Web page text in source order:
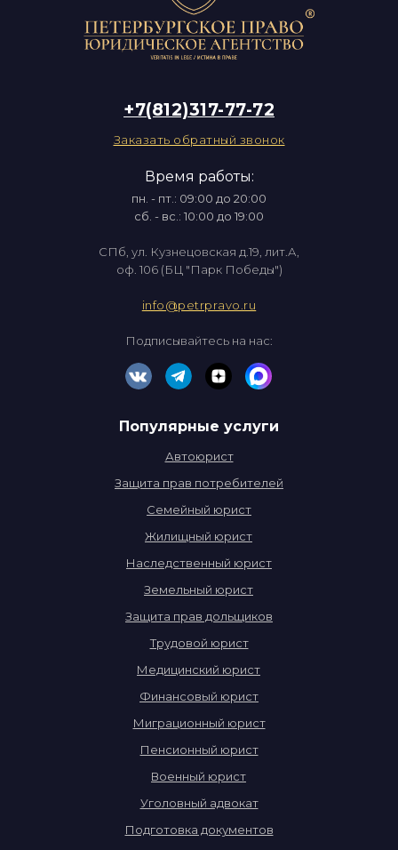
Популярные услуги
Автоюрист
Семейный юрист
Жилищный юрист
Защита прав потребителей
+7(812)317-77-72
Время работы:
сб. - вс.: 10:00 до 19:00
СПб, ул. Кузнецовская д.19, лит.А,
оф. 106 (БЦ "Парк Победы")
info@petrpravo.ru
пн. - пт.: 09:00 до 20:00
Заказать обратный звонок
Наследственный юрист
Земельный юрист
Защита прав дольщиков
Трудовой юрист
Медицинский юрист
Финансовый юрист
Пенсионный юрист
Военный юрист
Миграционный юрист
Уголовный адвокат
Подготовка документов
Подписывайтесь на нас: